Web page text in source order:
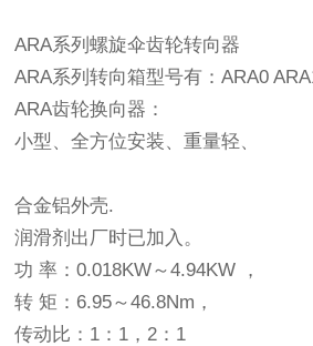
ARA系列螺旋伞齿轮转向器
ARA系列转向箱型号有：ARA0
ARA齿轮换向器：
小型、全方位安装、重量轻、
合金铝外壳.
润滑剂出厂时已加入。
功 率：0.018KW～4.94KW ，
转 矩：6.95～46.8Nm，
传动比：1：1，2：1